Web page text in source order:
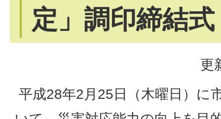
定」調印締結式
更
平成28年2月25日（木曜日）に